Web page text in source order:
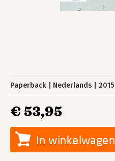
Paperback Nederlands 2015
€ 53,95
In winkelwagen